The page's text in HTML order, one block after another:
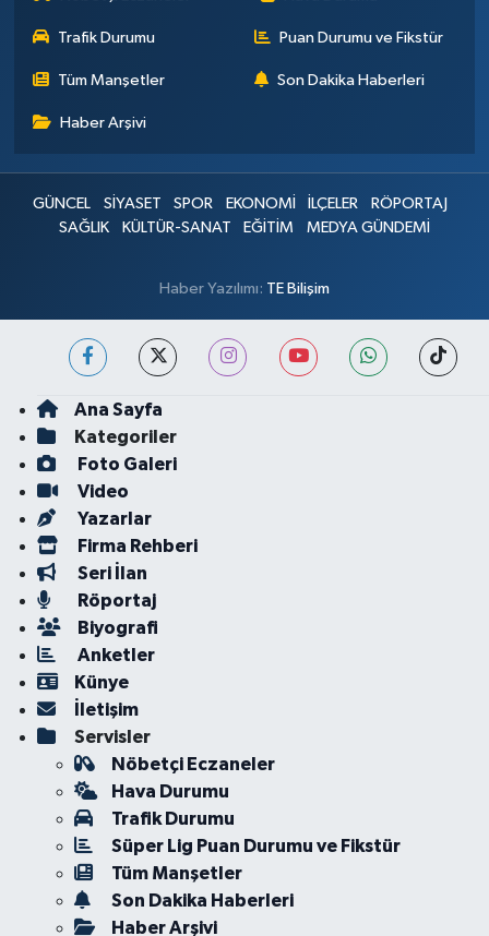
Trafik Durumu Puan Durumu ve Fikstür
Tüm Manşetler Son Dakika Haberleri
Haber Arşivi
GÜNCEL SİYASET SPOR EKONOMİ İLÇELER
RÖPORTAJ
SAĞLIK
KÜLTÜR-SANAT EĞİTİM MEDYA GÜNDEMİ
Haber Yazılımı: TE Bilişim
Ana Sayfa
Kategoriler
Foto Galeri
Video
Yazarlar
Firma Rehberi
Seri İlan
Röportaj
Biyografi
Anketler
Künye
İletişim
Servisler
Nöbetçi Eczaneler
Hava Durumu
Trafik Durumu
Süper Lig Puan Durumu ve Fikstür
Tüm Manşetler
Son Dakika Haberleri
Haber Arşivi